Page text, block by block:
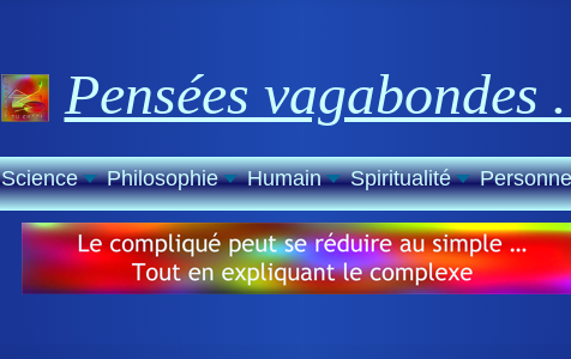
Pensées
Science Philosophie Humain Spiritualité